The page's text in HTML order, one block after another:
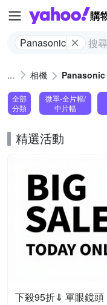
Panasonic
相機 Panasonic
全部
分類
微單-全片幅/
中片幅
精選活動
下殺95折⇓ 單眼鏡頭